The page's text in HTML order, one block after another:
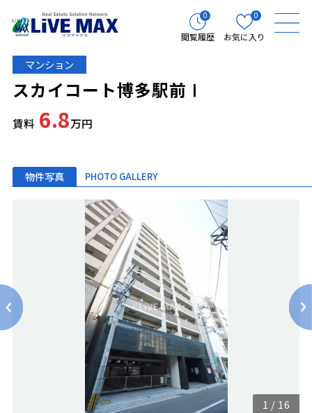
0
閲覧履歴
0
お気に入り
マンション
スカイコート博多駅前Ⅰ
賃料 6.8万円
物件写真 PHOTO GALLERY
1 / 16